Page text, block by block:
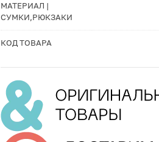
МАТЕРИАЛ |
СУМКИ,РЮКЗАКИ
КОД ТОВАРА